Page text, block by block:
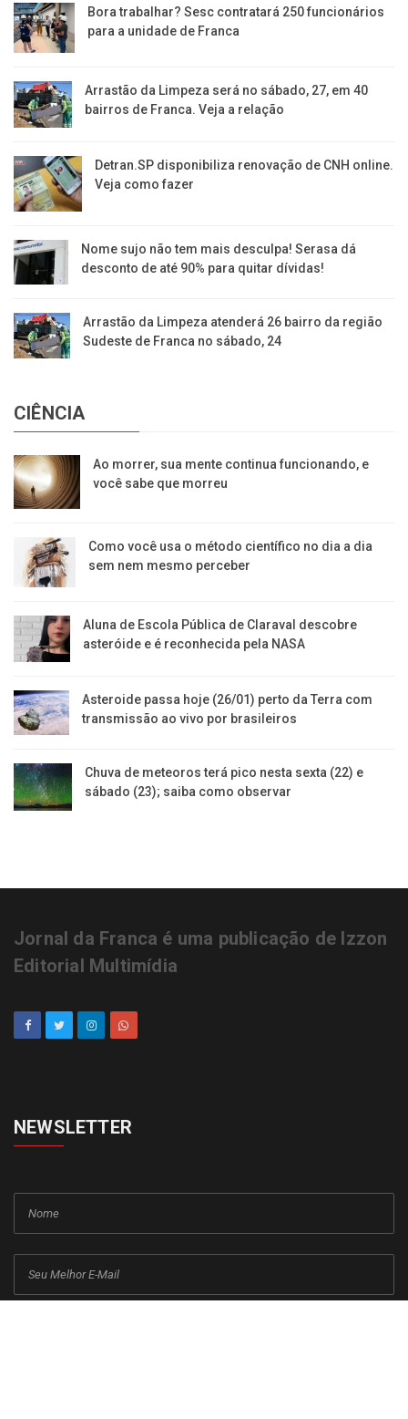
Bora trabalhar? Sesc contratará 250 funcionários
para a unidade de Franca
Arrastão da Limpeza será no sábado, 27, em 40
bairros de Franca. Veja a relação
Detran.SP disponibiliza renovação de CNH online.
Veja como fazer
Nome sujo não tem mais desculpa! Serasa dá
desconto de até 90% para quitar dívidas!
Arrastão da Limpeza atenderá 26 bairro da região
Sudeste de Franca no sábado, 24
CIÊNCIA
Ao morrer, sua mente continua funcionando, e
você sabe que morreu
Como você usa o método científico no dia a dia
sem nem mesmo perceber
Aluna de Escola Pública de Claraval descobre
asteróide e é reconhecida pela NASA
Asteroide passa hoje (26/01) perto da Terra com
transmissão ao vivo por brasileiros
Chuva de meteoros terá pico nesta sexta (22) e
sábado (23); saiba como observar
Jornal da Franca é uma publicação de Izzon
Editorial Multimídia
NEWSLETTER